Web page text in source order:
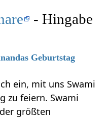
- Hingabe
Geburtstag
ein, mit uns Swami
zu feiern. Swami
größten